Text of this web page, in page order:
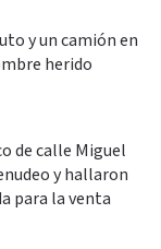
y un camión en
herido
de calle Miguel
y hallaron
para la venta